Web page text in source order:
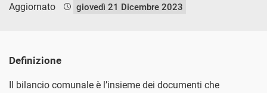
Aggiornato giovedì 21 Dicembre 2023
Definizione
Il bilancio comunale è l’insieme dei documenti che